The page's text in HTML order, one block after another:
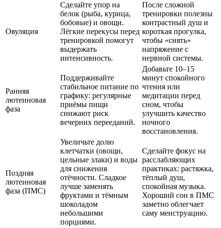
Овуляция
Сделайте упор на
белок (рыба, курица,
бобовые) и овощи.
Лёгкие перекусы перед
тренировкой помогут
выдержать
интенсивность.
После сложной
тренировки полезны
контрастный душ и
короткая прогулка,
чтобы «снять»
напряжение с
нервной системы.
Ранняя
лютеиновая
фаза
Поддерживайте
стабильное питание по
графику: регулярные
приёмы пищи
снижают риск
вечерних перееданий.
Добавьте 10–15
минут спокойного
чтения или
медитации перед
сном, чтобы
улучшить качество
ночного
восстановления.
Поздняя
лютеиновая
фаза (ПМС)
Увеличьте долю
клетчатки (овощи,
цельные злаки) и воды
для снижения
отёчности. Сладкое
лучше заменять
фруктами и тёмным
шоколадом
небольшими
порциями.
Сделайте фокус на
расслабляющих
практиках: растяжка,
тёплый душ,
спокойная музыка.
Хороший сон в ПМС
заметно облегчает
саму менструацию.